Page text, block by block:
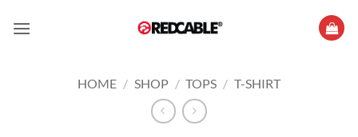
HOME / SHOP / TOPS / T-SHIRT